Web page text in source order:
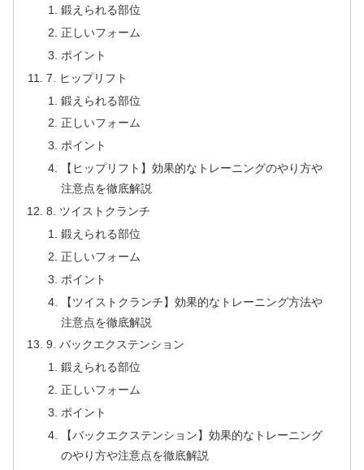
鍛えられる部位
正しいフォーム
ポイント
7. ヒップリフト
鍛えられる部位
正しいフォーム
ポイント
【ヒップリフト】効果的なトレーニングのやり方や
注意点を徹底解説
8. ツイストクランチ
鍛えられる部位
正しいフォーム
ポイント
【ツイストクランチ】効果的なトレーニング方法や
注意点を徹底解説
9. バックエクステンション
鍛えられる部位
正しいフォーム
ポイント
【バックエクステンション】効果的なトレーニング
のやり方や注意点を徹底解説